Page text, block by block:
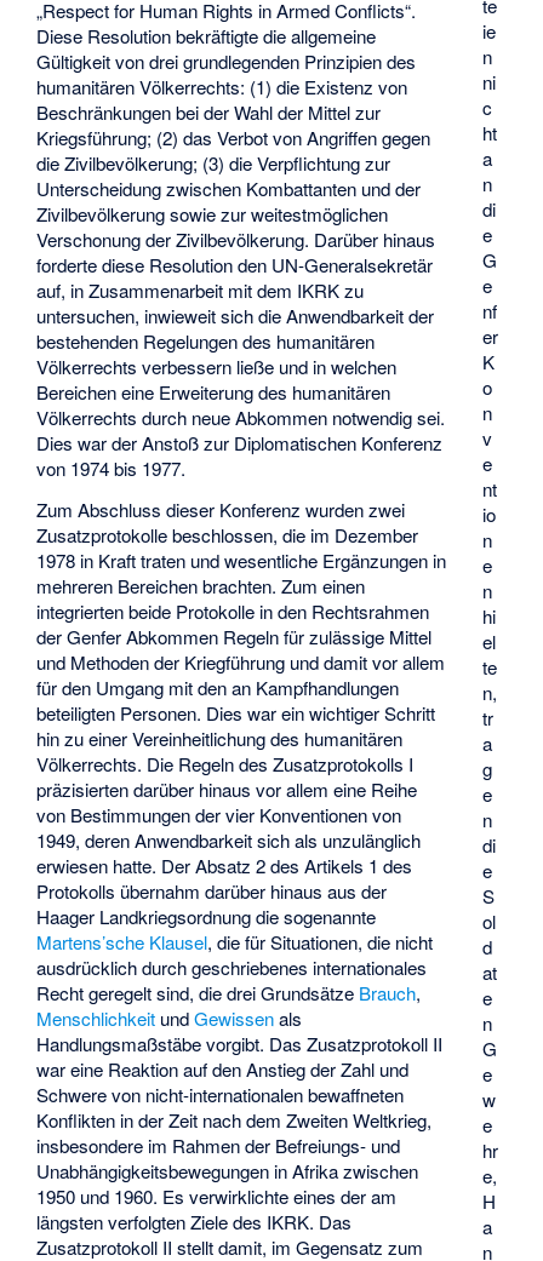
ie
n
ni
c
ht
a
n
di
e
G
e
nf
er
K
o
n
v
e
nt
io
n
e
n
hi
el
te
n,
tr
a
g
e
n
di
e
S
ol
d
at
e
n
G
e
w
e
hr
e,
H
a
n
„Respect for Human Rights in Armed Conflicts“.
Diese Resolution bekräftigte die allgemeine
Gültigkeit von drei grundlegenden Prinzipien des
humanitären Völkerrechts: (1) die Existenz von
Beschränkungen bei der Wahl der Mittel zur
Kriegsführung; (2) das Verbot von Angriffen gegen
die Zivilbevölkerung; (3) die Verpflichtung zur
Unterscheidung zwischen Kombattanten und der
Zivilbevölkerung sowie zur weitestmöglichen
Verschonung der Zivilbevölkerung. Darüber hinaus
forderte diese Resolution den UN-Generalsekretär
auf, in Zusammenarbeit mit dem IKRK zu
untersuchen, inwieweit sich die Anwendbarkeit der
bestehenden Regelungen des humanitären
Völkerrechts verbessern ließe und in welchen
Bereichen eine Erweiterung des humanitären
Völkerrechts durch neue Abkommen notwendig sei.
Dies war der Anstoß zur Diplomatischen Konferenz
von 1974 bis 1977.
Zum Abschluss dieser Konferenz wurden zwei
Zusatzprotokolle beschlossen, die im Dezember
1978 in Kraft traten und wesentliche Ergänzungen in
mehreren Bereichen brachten. Zum einen
integrierten beide Protokolle in den Rechtsrahmen
der Genfer Abkommen Regeln für zulässige Mittel
und Methoden der Kriegführung und damit vor allem
für den Umgang mit den an Kampfhandlungen
beteiligten Personen. Dies war ein wichtiger Schritt
hin zu einer Vereinheitlichung des humanitären
Völkerrechts. Die Regeln des Zusatzprotokolls I
präzisierten darüber hinaus vor allem eine Reihe
von Bestimmungen der vier Konventionen von
1949, deren Anwendbarkeit sich als unzulänglich
erwiesen hatte. Der Absatz 2 des Artikels 1 des
Protokolls übernahm darüber hinaus aus der
Haager Landkriegsordnung die sogenannte
Martens’sche Klausel, die für Situationen, die nicht
ausdrücklich durch geschriebenes internationales
Recht geregelt sind, die drei Grundsätze Brauch,
Menschlichkeit undGewissenals
Handlungsmaßstäbe vorgibt. Das Zusatzprotokoll II
war eine Reaktion auf den Anstieg der Zahl und
Schwere von nicht-internationalen bewaffneten
Konflikten in der Zeit nach dem Zweiten Weltkrieg,
insbesondere im Rahmen der Befreiungs- und
Unabhängigkeitsbewegungen in Afrika zwischen
1950 und 1960. Es verwirklichte eines der am
längsten verfolgten Ziele des IKRK. Das
Zusatzprotokoll II stellt damit, im Gegensatz zum